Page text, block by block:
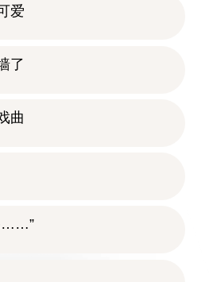
爱
了
曲
……”